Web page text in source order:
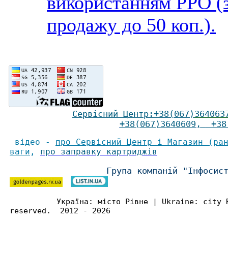
продажу до 50 коп.).
Сервісний Центр :+38(067)
+38(067)3640609 ,
відео - про Сервісний Центр і Магазин
ваги , про заправку картриджів
Група компаній
Україна: місто Рівне | Ukraine:
reserved. 2012 - 2026